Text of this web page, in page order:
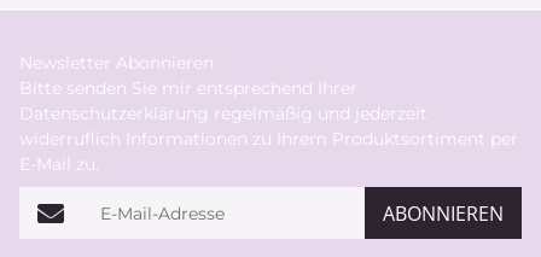
Newsletter Abonnieren
Bitte senden Sie mir entsprechend Ihrer
Datenschutzerklärung regelmäßig und jederzeit
widerruflich Informationen zu Ihrem Produktsortiment per
E-Mail zu.
E-Mail-Adresse ABONNIEREN